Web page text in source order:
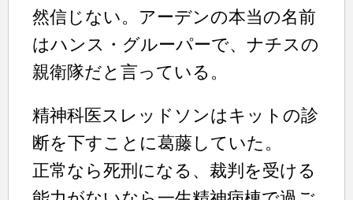
然信じない。アーデンの本当の名前
はハンス・グルーパーで、ナチスの
親衛隊だと言っている。
精神科医スレッドソンはキットの診
断を下すことに葛藤していた。
正常なら死刑になる、裁判を受ける